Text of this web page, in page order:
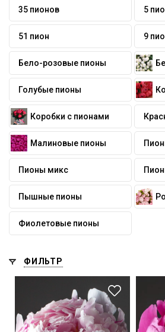
35 пионов 5
51 пион 9
Бело-розовые пионы
Голубые пионы
Коробки с пионами
Малиновые пионы
Пионы микс
Пышные пионы
Фиолетовые пионы
ФИЛЬТР